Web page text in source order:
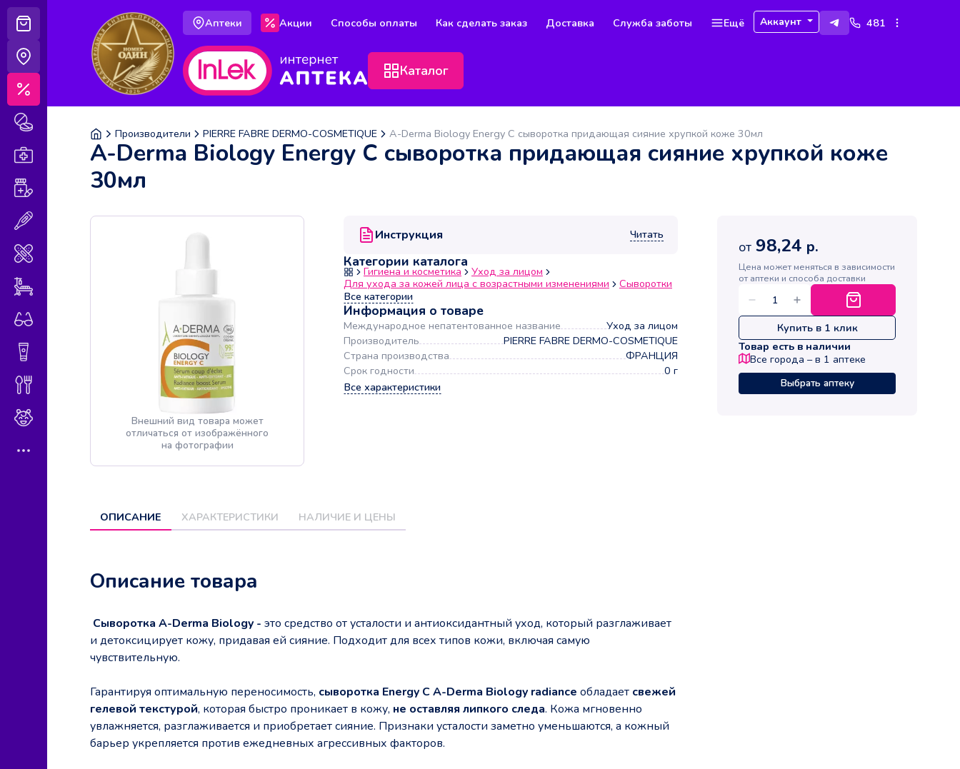
Витамины и БАДы
Медицинская техника
Аптеки Акции Способы оплаты Как сделать заказ Доставка Служба заботы Ещё Аккаунт 481
Каталог
Производители PIERRE FABRE DERMO-COSMETIQUE A-Derma Biology Energy C сыворотка придающая сияние хрупкой коже 30мл
A-Derma Biology Energy C сыворотка придающая сияние хрупкой коже
30мл
Внешний вид товара может
отличаться от изображённого
на фотографии
Инструкция Читать
Категории каталога
Гигиена и косметика
Уход за лицом
Для ухода за кожей лица с возрастными изменениями
Сыворотки
Все категории
Информация о товаре
Международное непатентованное название
Уход за лицом
Производитель
PIERRE FABRE DERMO-COSMETIQUE
Страна производства
ФРАНЦИЯ
Срок годности
0 г
Все характеристики
ОПИСАНИЕ ХАРАКТЕРИСТИКИ НАЛИЧИЕ И ЦЕНЫ
Описание товара
Сыворотка A-Derma Biology - это средство от усталости и антиоксидантный уход, который разглаживает
и детоксицирует кожу, придавая ей сияние. Подходит для всех типов кожи, включая самую
чувствительную.
Гарантируя оптимальную переносимость, сыворотка Energy C A-Derma Biology radiance обладает свежей
гелевой текстурой, которая быстро проникает в кожу, не оставляя липкого следа. Кожа мгновенно
увлажняется, разглаживается и приобретает сияние. Признаки усталости заметно уменьшаются, а кожный
барьер укрепляется против ежедневных агрессивных факторов.
от 98,24 р.
Цена может меняться в зависимости
от аптеки и способа доставки
Купить в 1 клик
Товар есть в наличии
Все города – в 1 аптеке
Выбрать аптеку